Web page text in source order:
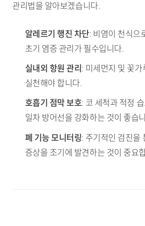
관리법을 알아보겠습니다.
TL;DR (핵심 요약)
알레르기 행진 차단: 비염이 천식으
초기 염증 관리가 필수입니다.
실내외 항원 관리 : 미세먼지 및 꽃
실천해야 합니다.
호흡기 점막 보호: 코 세척과 적정
일차 방어선을 강화하는 것이 좋습
폐 기능 모니터링: 주기적인 검진을
증상을 조기에 발견하는 것이 중요